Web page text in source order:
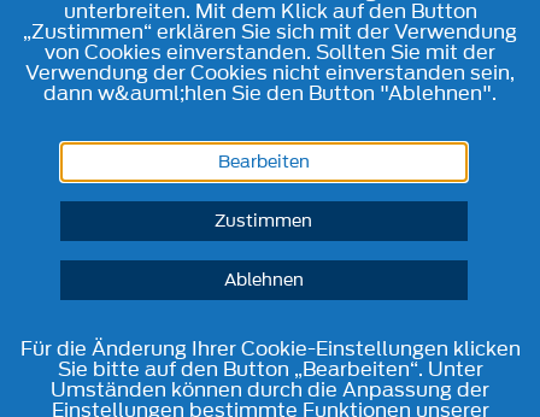
unterbreiten. Mit dem Klick auf den Button
„Zustimmen“ erklären Sie sich mit der Verwendung
von Cookies einverstanden. Sollten Sie mit der
Verwendung der Cookies nicht einverstanden sein,
dann w&auml;hlen Sie den Button "Ablehnen".
Bearbeiten
Zustimmen
Ablehnen
Für die Änderung Ihrer Cookie-Einstellungen klicken
Sie bitte auf den Button „Bearbeiten“. Unter
Umständen können durch die Anpassung der
Einstellungen bestimmte Funktionen unserer